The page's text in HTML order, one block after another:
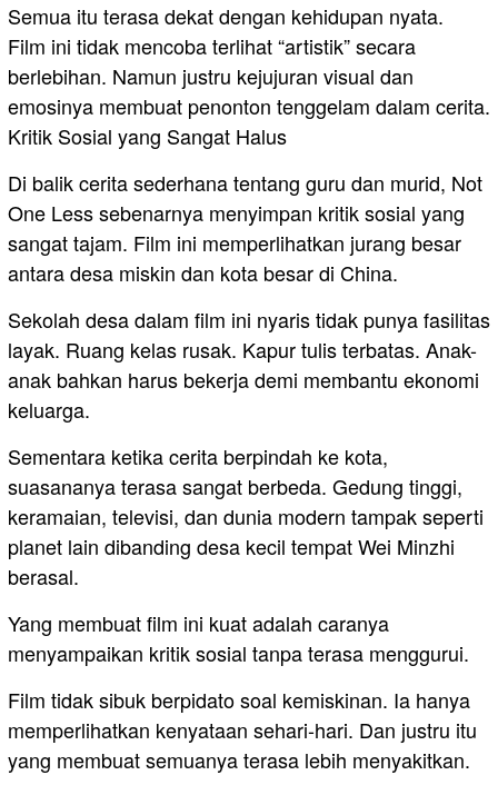
Semua itu terasa dekat dengan kehidupan nyata.
Film ini tidak mencoba terlihat “artistik” secara
berlebihan. Namun justru kejujuran visual dan
emosinya membuat penonton tenggelam dalam cerita.
Kritik Sosial yang Sangat Halus
Di balik cerita sederhana tentang guru dan murid, Not
One Less sebenarnya menyimpan kritik sosial yang
sangat tajam. Film ini memperlihatkan jurang besar
antara desa miskin dan kota besar di China.
Sekolah desa dalam film ini nyaris tidak punya fasilitas
layak. Ruang kelas rusak. Kapur tulis terbatas. Anak-
anak bahkan harus bekerja demi membantu ekonomi
keluarga.
Sementara ketika cerita berpindah ke kota,
suasananya terasa sangat berbeda. Gedung tinggi,
keramaian, televisi, dan dunia modern tampak seperti
planet lain dibanding desa kecil tempat Wei Minzhi
berasal.
Yang membuat film ini kuat adalah caranya
menyampaikan kritik sosial tanpa terasa menggurui.
Film tidak sibuk berpidato soal kemiskinan. Ia hanya
memperlihatkan kenyataan sehari-hari. Dan justru itu
yang membuat semuanya terasa lebih menyakitkan.